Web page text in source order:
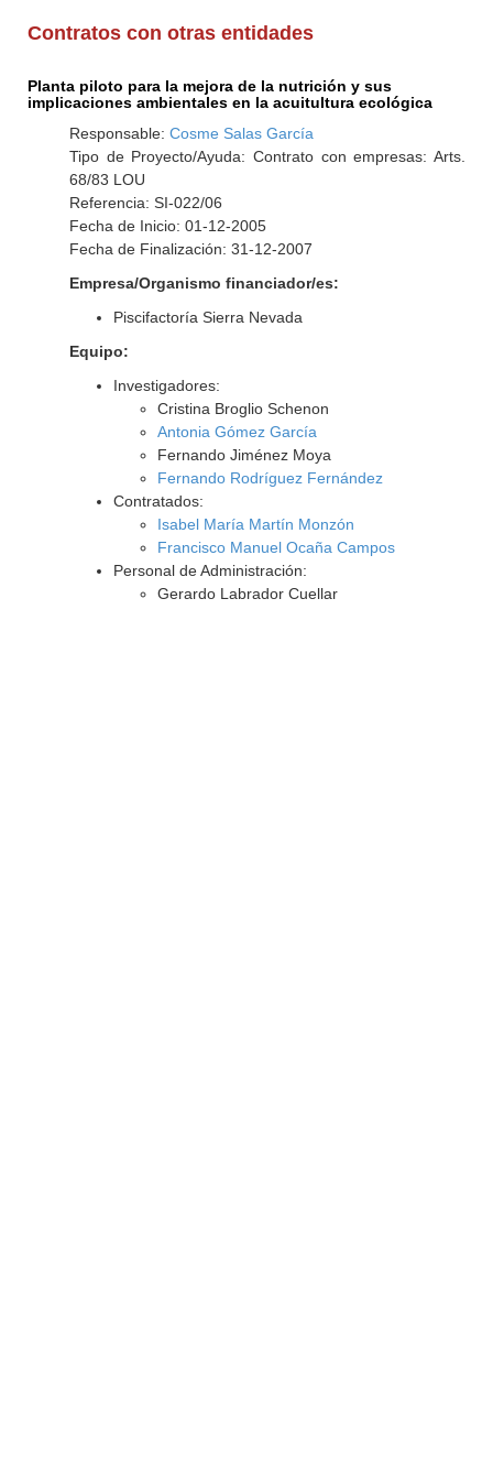
Contratos con otras entidades
Planta piloto para la mejora de la nutrición y sus
implicaciones ambientales en la acuitultura ecológica
Responsable: Cosme Salas García
Tipo de Proyecto/Ayuda: Contrato con empresas: Arts.
68/83 LOU
Referencia: SI-022/06
Fecha de Inicio: 01-12-2005
Fecha de Finalización: 31-12-2007
Empresa/Organismo financiador/es:
Piscifactoría Sierra Nevada
Equipo:
Investigadores:
Cristina Broglio Schenon
Antonia Gómez García
Fernando Jiménez Moya
Fernando Rodríguez Fernández
Contratados:
Isabel María Martín Monzón
Francisco Manuel Ocaña Campos
Personal de Administración:
Gerardo Labrador Cuellar